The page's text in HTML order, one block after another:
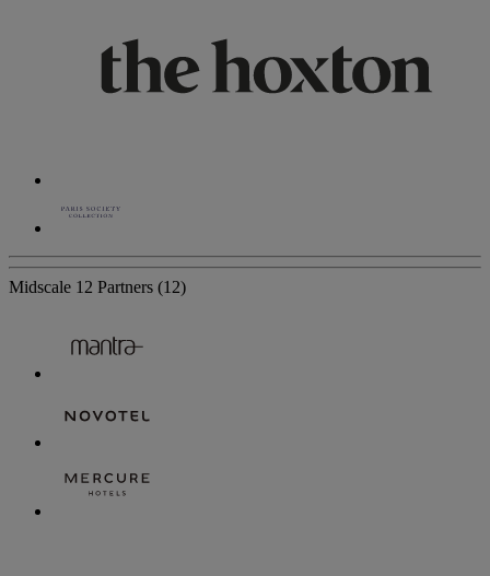
Midscale 12 Partners (12)